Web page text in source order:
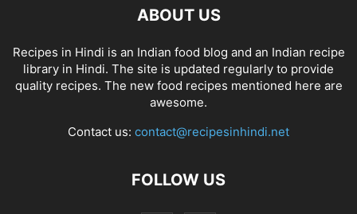
ABOUT US
Recipes in Hindi is an Indian food blog and an Indian recipe
library in Hindi. The site is updated regularly to provide
quality recipes. The new food recipes mentioned here are
awesome.
Contact us: contact@recipesinhindi.net
FOLLOW US